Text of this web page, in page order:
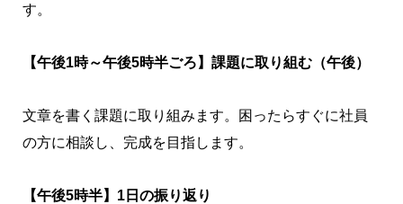
す。
【午後1時～午後5時半ごろ】課題に取り組む（午後）
文章を書く課題に取り組みます。困ったらすぐに社員
の方に相談し、完成を目指します。
【午後5時半】1日の振り返り